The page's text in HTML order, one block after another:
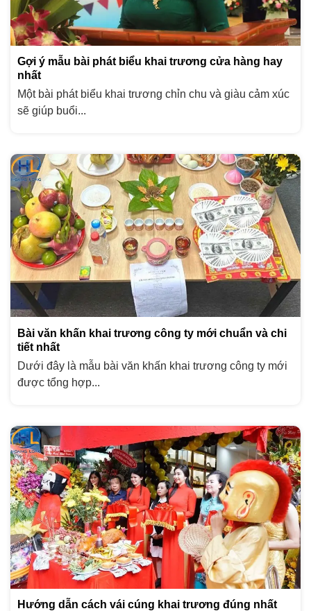
Gợi ý mẫu bài phát biểu khai trương cửa hàng hay
nhất
Một bài phát biểu khai trương chỉn chu và giàu cảm xúc
sẽ giúp buổi...
Bài văn khấn khai trương công ty mới chuẩn và chi
tiết nhất
Dưới đây là mẫu bài văn khấn khai trương công ty mới
được tổng hợp...
Hướng dẫn cách vái cúng khai trương đúng nhất